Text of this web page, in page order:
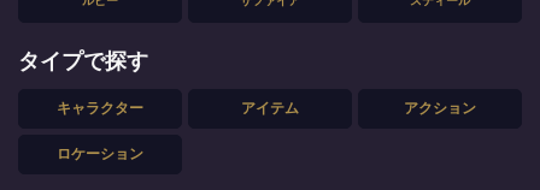
タイプで探す
キャラクター アイテム アクション
ロケーション